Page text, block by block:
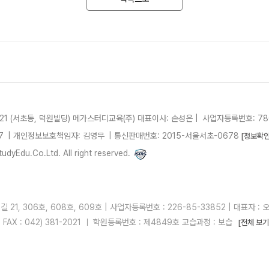
(서초동, 덕원빌딩) 메가스터디교육(주) 대표이사: 손성은 |
사업자등록번호:
| 개인정보보호책임자: 김영무 통신판매번호: 2015-서울서초-0678 [정보확
All right reserved.
길 21, 306호, 608호, 609호 | 사업자등록번호 : 226-85-33852 | 대표자 :
: 042) 381-2021 ㅣ 학원등록번호 : 제4849호 교습과정 : 보습
[전체 보